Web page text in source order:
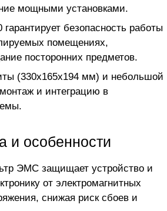
мощными установками.
безопасность работы
помещениях,
посторонних предметов.
(330х165х194 мм) и небольшой
и интеграцию в
и особенности
ЭМС защищает устройство и
от электромагнитных
снижая риск сбоев и